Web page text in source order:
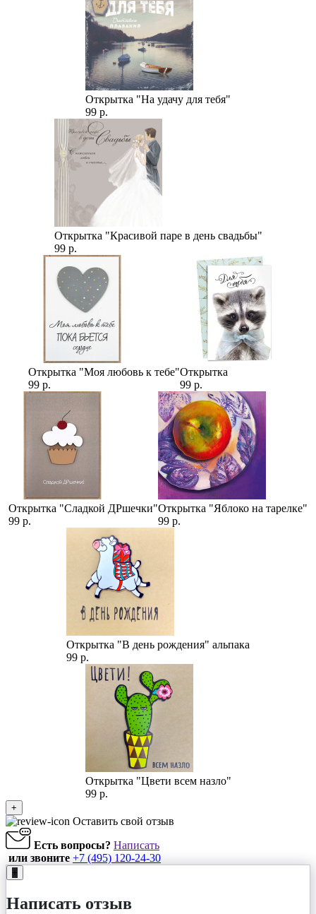
Открытка "На удачу для тебя"
99 р.
Открытка "Красивой паре в день свадьбы"
99 р.
Открытка "Моя любовь к тебе"
99 р.
Открытка
99 р.
Открытка "Сладкой ДРшечки"
99 р.
Открытка "Яблоко на тарелке"
99 р.
Открытка "В день рождения" альпака
99 р.
Открытка "Цвети всем назло"
99 р.
+
Оставить свой отзыв
Есть вопросы? Написать
или звоните +7 (495) 120-24-30
+
Написать отзыв